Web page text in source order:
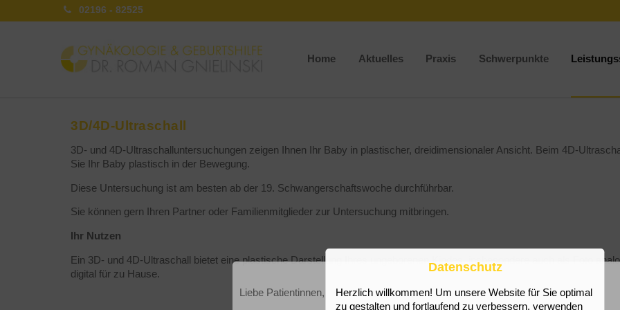
02196 - 82525
Home Aktuelles Praxis Schwerpunkte
3D/4D-Ultraschall
3D- und 4D-Ultraschalluntersuchungen zeigen Ihnen Ihr Baby in plastischer, dreidimensionaler Ansicht. Beim 4D-
Sie Ihr Baby plastisch in der Bewegung.
Diese Untersuchung ist am besten ab der 19. Schwangerschaftswoche durchführbar.
Sie können gern Ihren Partner oder Familienmitglieder zur Untersuchung mitbringen.
Ihr Nutzen
Ein 3D- und 4D-Ultraschall bietet eine plastische Darstellung Ihres ungeborenen Kindes, insbesondere auch als Foto
digital für zu Hause.
Datenschutz
Herzlich willkommen! Um unsere Website für Sie optimal
zu gestalten und fortlaufend zu verbessern, verwenden
Liebe Patientinnen,